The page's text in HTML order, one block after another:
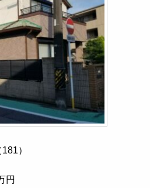
）
円